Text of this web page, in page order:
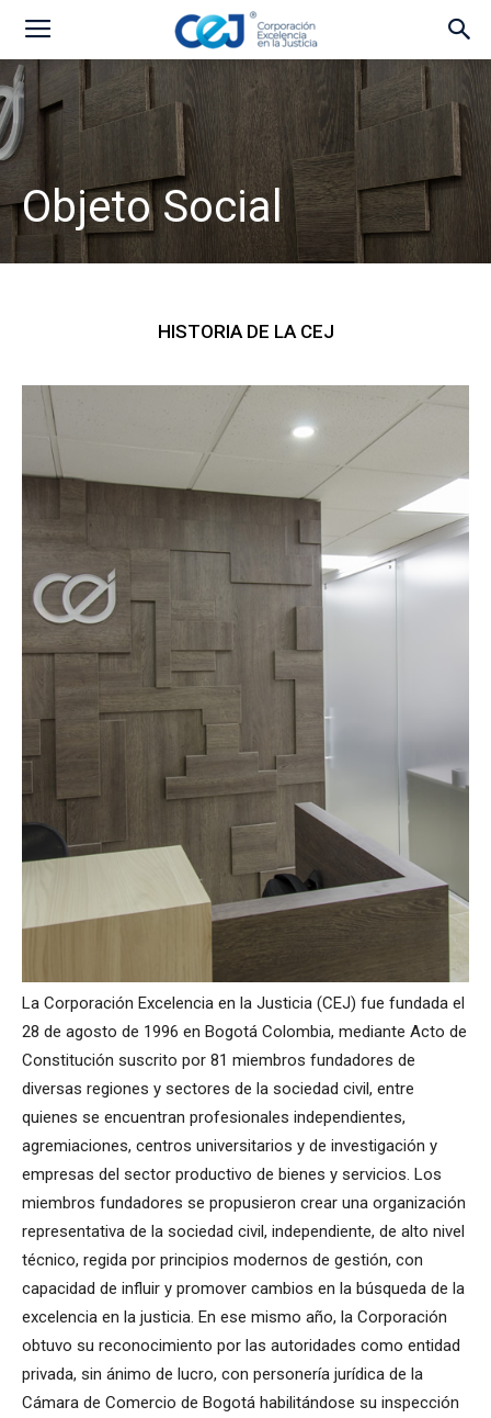
Objeto Social
HISTORIA DE LA CEJ
La Corporación Excelencia en la Justicia (CEJ) fue fundada el
28 de agosto de 1996 en Bogotá Colombia, mediante Acto de
Constitución suscrito por 81 miembros fundadores de
diversas regiones y sectores de la sociedad civil, entre
quienes se encuentran profesionales independientes,
agremiaciones, centros universitarios y de investigación y
empresas del sector productivo de bienes y servicios. Los
miembros fundadores se propusieron crear una organización
representativa de la sociedad civil, independiente, de alto nivel
técnico, regida por principios modernos de gestión, con
capacidad de influir y promover cambios en la búsqueda de la
excelencia en la justicia. En ese mismo año, la Corporación
obtuvo su reconocimiento por las autoridades como entidad
privada, sin ánimo de lucro, con personería jurídica de la
Cámara de Comercio de Bogotá habilitándose su inspección